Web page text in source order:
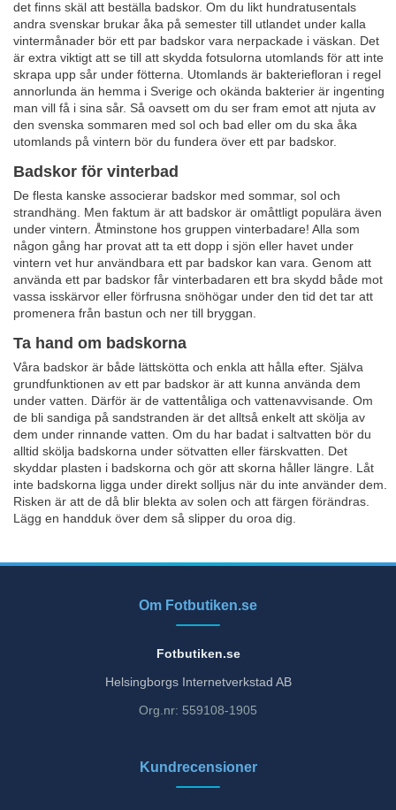
det finns skäl att beställa badskor. Om du likt hundratusentals
andra svenskar brukar åka på semester till utlandet under kalla
vintermånader bör ett par badskor vara nerpackade i väskan. Det
är extra viktigt att se till att skydda fotsulorna utomlands för att inte
skrapa upp sår under fötterna. Utomlands är bakteriefloran i regel
annorlunda än hemma i Sverige och okända bakterier är ingenting
man vill få i sina sår. Så oavsett om du ser fram emot att njuta av
den svenska sommaren med sol och bad eller om du ska åka
utomlands på vintern bör du fundera över ett par badskor.
Badskor för vinterbad
De flesta kanske associerar badskor med sommar, sol och
strandhäng. Men faktum är att badskor är omåttligt populära även
under vintern. Åtminstone hos gruppen vinterbadare! Alla som
någon gång har provat att ta ett dopp i sjön eller havet under
vintern vet hur användbara ett par badskor kan vara. Genom att
använda ett par badskor får vinterbadaren ett bra skydd både mot
vassa isskärvor eller förfrusna snöhögar under den tid det tar att
promenera från bastun och ner till bryggan.
Ta hand om badskorna
Våra badskor är både lättskötta och enkla att hålla efter. Själva
grundfunktionen av ett par badskor är att kunna använda dem
under vatten. Därför är de vattentåliga och vattenavvisande. Om
de bli sandiga på sandstranden är det alltså enkelt att skölja av
dem under rinnande vatten. Om du har badat i saltvatten bör du
alltid skölja badskorna under sötvatten eller färskvatten. Det
skyddar plasten i badskorna och gör att skorna håller längre. Låt
inte badskorna ligga under direkt solljus när du inte använder dem.
Risken är att de då blir blekta av solen och att färgen förändras.
Lägg en handduk över dem så slipper du oroa dig.
Om Fotbutiken.se
Fotbutiken.se
Helsingborgs Internetverkstad AB
Org.nr: 559108-1905
Kundrecensioner